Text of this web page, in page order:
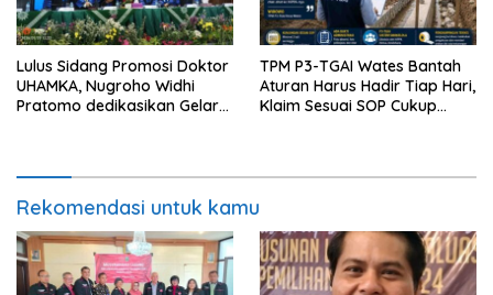
Lulus Sidang Promosi Doktor
UHAMKA, Nugroho Widhi
Pratomo dedikasikan Gelar
TPM P3-TGAI Wates Bantah
Aturan Harus Hadir Tiap Hari,
Klaim Sesuai SOP Cukup
Rekomendasi untuk kamu